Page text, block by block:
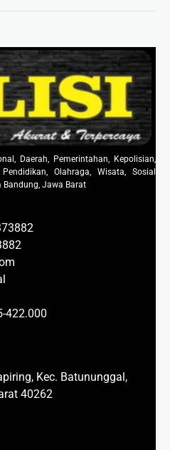
Daerah, Pemerintahan, Kepolisian,
Olahraga, Wisata, Sosial
Bandung, Jawa Barat
422.000
Kec. Batununggal,
40262